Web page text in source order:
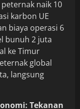
naik 10
karbon UE
biaya operasi 6
bunuh 2 juta
ke Timur
global
langsung
Tekanan